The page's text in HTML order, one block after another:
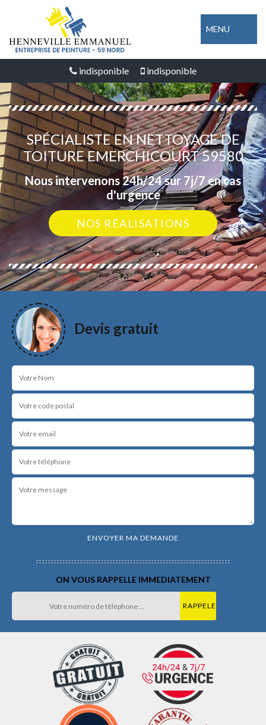
MENU
indisponible indisponible
SPÉCIALISTE EN NETTOYAGE DE
TOITURE EMERCHICOURT 59580
Nous intervenons 24h/24 sur 7j/7 en cas
d'urgence
NOS RÉALISATIONS
Devis gratuit
ON VOUS RAPPELLE IMMEDIATEMENT